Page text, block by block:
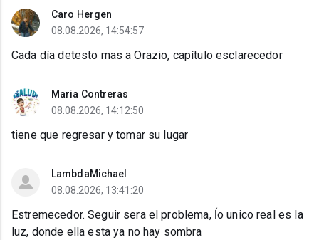
Caro Hergen
08.08.2026, 14:54:57
Cada día detesto mas a Orazio, capítulo esclarecedor
Maria Contreras
08.08.2026, 14:12:50
tiene que regresar y tomar su lugar
LambdaMichael
08.08.2026, 13:41:20
Estremecedor. Seguir sera el problema, ĺo unico real es la
luz, donde ella esta ya no hay sombra